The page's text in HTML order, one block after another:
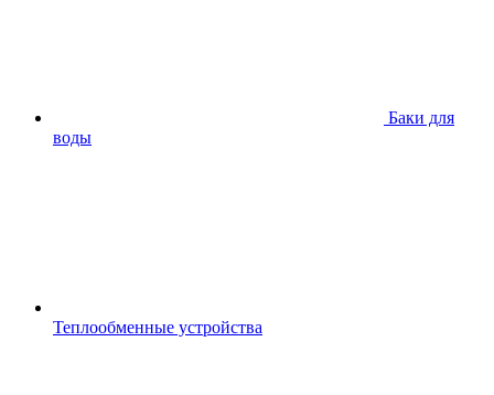
Баки для
воды
Теплообменные устройства